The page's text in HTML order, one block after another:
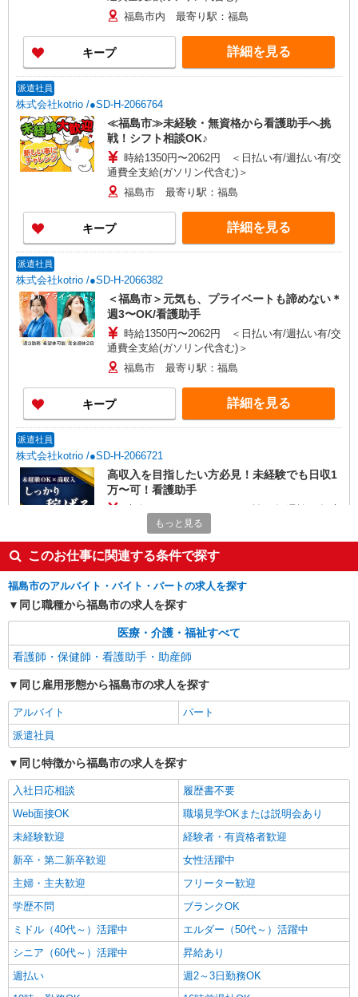
福島市内 最寄り駅：福島
キープ 詳細を見る
派遣社員
株式会社kotrio /●SD-H-2066764
≪福島市≫未経験・無資格から看護助手へ挑
戦！シフト相談OK♪
時給1350円〜2062円 ＜日払い有/週払い有/交
通費全支給(ガソリン代含む)＞
福島市 最寄り駅：福島
キープ 詳細を見る
派遣社員
株式会社kotrio /●SD-H-2066382
＜福島市＞元気も、プライベートも諦めない＊
週3〜OK/看護助手
時給1350円〜2062円 ＜日払い有/週払い有/交
通費全支給(ガソリン代含む)＞
福島市 最寄り駅：福島
キープ 詳細を見る
派遣社員
株式会社kotrio /●SD-H-2066721
高収入を目指したい方必見！未経験でも日収1
万〜可！看護助手
通費全支給(ガソリン代含む)＞
福島市 最寄り駅：福島
キープ 詳細を見る
株式会社kotrio /●SD-H-1993533
福島市｜家庭と両立できる＊デイサービス看護
師【夜勤なし】
時給2000円〜2500円 ＜日払い有/週払い有/交
通費全支給(ガソリン代含む)＞
福島市内 最寄り駅：福島
キープ
派遣社員
株式会社kotrio /●SD-H-1895919
福島市のサ高住＊シフト融通が利くため子育て
世代から大人気♪
時給2000円〜2500円 ＜日払い有/週払い有/交
通費全支給(ガソリン代含む)＞
福島市 最寄り駅：福島
キープ 詳細を見る
派遣社員
株式会社kotrio /●SD-H-1983724
もっと見る
このお仕事に関連する条件で探す
福島市のアルバイト・バイト・パートの求人を探す
同じ職種から福島市の求人を探す
医療・介護・福祉すべて
看護師・保健師・看護助手・助産師
同じ雇用形態から福島市の求人を探す
アルバイト
パート
派遣社員
同じ特徴から福島市の求人を探す
入社日応相談
履歴書不要
Web面接OK
職場見学OKまたは説明会あり
未経験歓迎
経験者・有資格者歓迎
新卒・第二新卒歓迎
女性活躍中
主婦・主夫歓迎
フリーター歓迎
学歴不問
ブランクOK
ミドル（40代～）活躍中
エルダー（50代～）活躍中
シニア（60代～）活躍中
昇給あり
週払い
週2～3日勤務OK